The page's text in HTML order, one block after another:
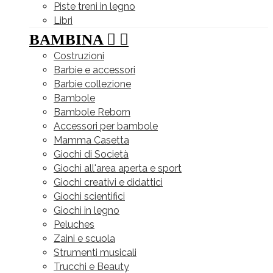
Piste treni in legno
Libri
BAMBINA  
Costruzioni
Barbie e accessori
Barbie collezione
Bambole
Bambole Reborn
Accessori per bambole
Mamma Casetta
Giochi di Società
Giochi all'area aperta e sport
Giochi creativi e didattici
Giochi scientifici
Giochi in legno
Peluches
Zaini e scuola
Strumenti musicali
Trucchi e Beauty